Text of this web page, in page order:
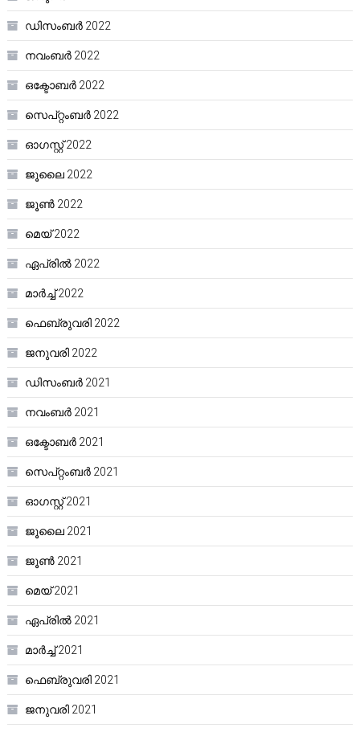
ഡിസംബർ 2022
നവംബർ 2022
ഒക്ടോബർ 2022
സെപ്റ്റംബർ 2022
ഓഗസ്റ്റ്‌ 2022
ജൂലൈ 2022
ജൂൺ 2022
മെയ്‌ 2022
ഏപ്രിൽ 2022
മാർച്ച്‌ 2022
ഫെബ്രുവരി 2022
ജനുവരി 2022
ഡിസംബർ 2021
നവംബർ 2021
ഒക്ടോബർ 2021
സെപ്റ്റംബർ 2021
ഓഗസ്റ്റ്‌ 2021
ജൂലൈ 2021
ജൂൺ 2021
മെയ്‌ 2021
ഏപ്രിൽ 2021
മാർച്ച്‌ 2021
ഫെബ്രുവരി 2021
ജനുവരി 2021